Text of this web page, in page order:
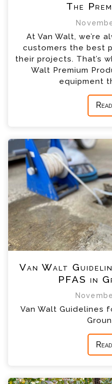
The
At Van Walt, we’re
customers the best
their projects. That’s
Walt Premium
equipment
Van Walt
PFAS in
Van Walt Guidelines